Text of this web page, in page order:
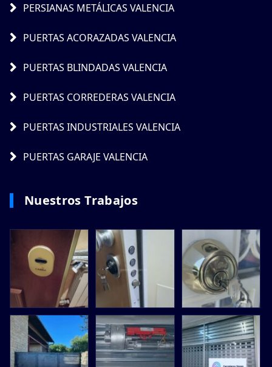
PERSIANAS METÁLICAS VALENCIA
PUERTAS ACORAZADAS VALENCIA
PUERTAS BLINDADAS VALENCIA
PUERTAS CORREDERAS VALENCIA
PUERTAS INDUSTRIALES VALENCIA
PUERTAS GARAJE VALENCIA
Nuestros Trabajos